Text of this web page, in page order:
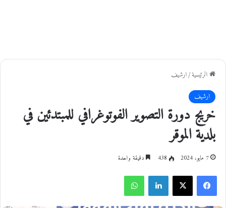
الرئيسية/ارشيف
ارشيف
خريج دورة التصوير الفوتوغرافي للمبتدئين في
بلدية الموقر
7 مايو، 2024 438 دقيقة واحدة
فيسبوك